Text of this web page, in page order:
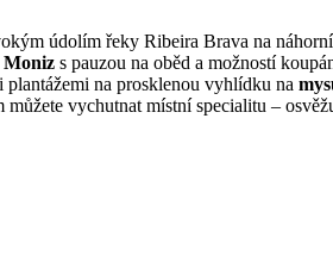
údolím řeky Ribeira Brava na
Moniz s pauzou na oběd a možností
na prosklenou vyhlídku na
můžete vychutnat místní specialitu –